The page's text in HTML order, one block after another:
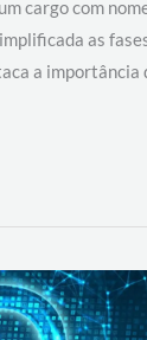
cargo com
as
a importância